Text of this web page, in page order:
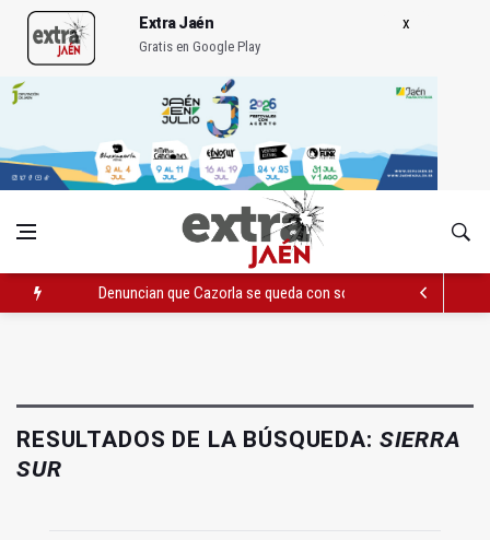
Extra Jaén
Gratis en Google Play
Denuncian que Cazorla se queda con solo dos bomberos por
RESULTADOS DE LA BÚSQUEDA: SIERRA
SUR